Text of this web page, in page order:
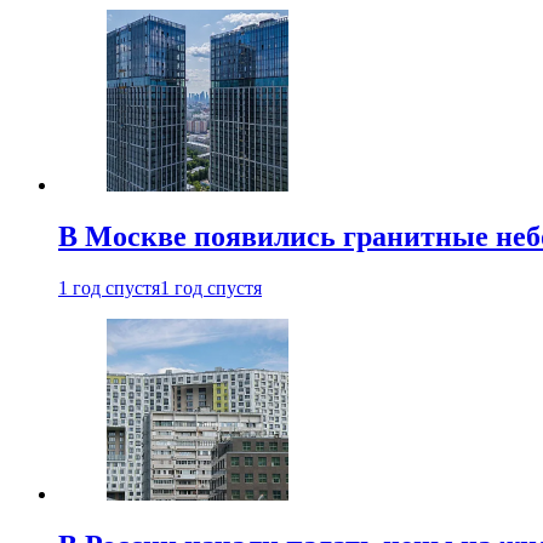
В Москве появились гранитные
1 год спустя1 год спустя